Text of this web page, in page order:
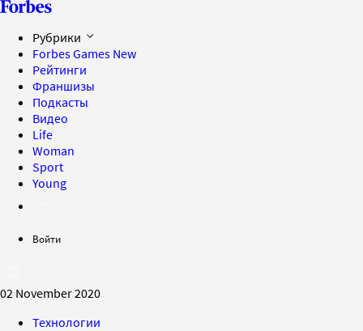
Рубрики
Forbes Games New
Рейтинги
Франшизы
Подкасты
Видео
Life
Woman
Sport
Young
Войти
02 November 2020
Технологии